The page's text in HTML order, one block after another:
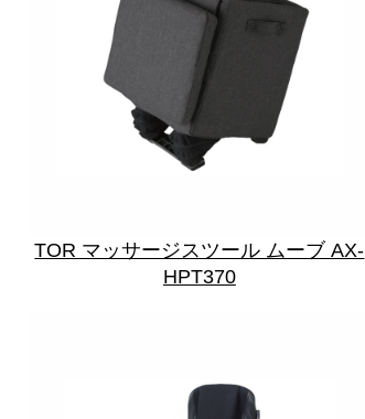
TOR マッサージスツール ムーブ AX-
HPT370